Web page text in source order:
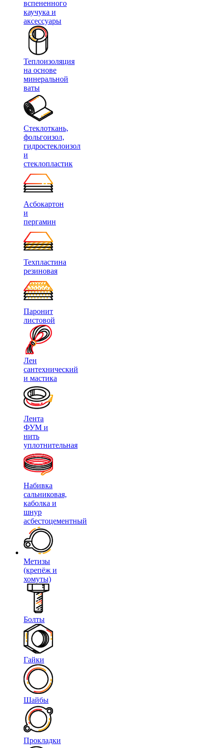
вспененного
каучука и
аксессуары
Теплоизоляция
на основе
минеральной
ваты
Стеклоткань,
фольгоизол,
гидростеклоизол
и
стеклопластик
Асбокартон
и
пергамин
Техпластина
резиновая
Паронит
листовой
Лен
сантехнический
и мастика
Лента
ФУМ и
нить
уплотнительная
Набивка
сальниковая,
каболка и
шнур
асбестоцементный
Метизы
(крепёж и
хомуты)
Болты
Гайки
Шайбы
Прокладки